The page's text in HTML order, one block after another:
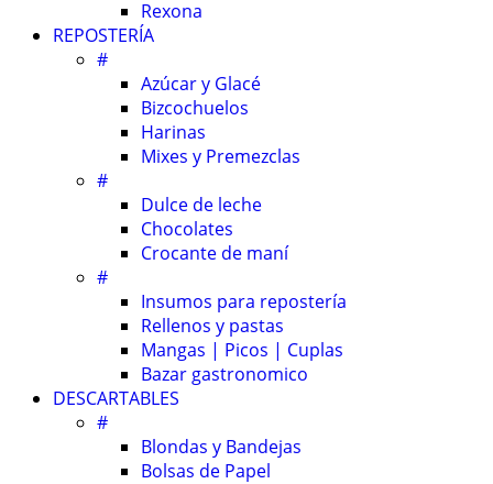
Rexona
REPOSTERÍA
#
Azúcar y Glacé
Bizcochuelos
Harinas
Mixes y Premezclas
#
Dulce de leche
Chocolates
Crocante de maní
#
Insumos para repostería
Rellenos y pastas
Mangas | Picos | Cuplas
Bazar gastronomico
DESCARTABLES
#
Blondas y Bandejas
Bolsas de Papel